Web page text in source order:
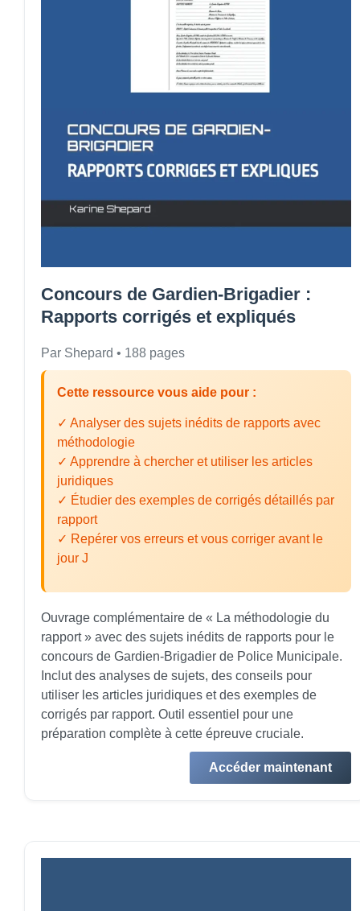
Concours de Gardien-Brigadier :
Rapports corrigés et expliqués
Par Shepard • 188 pages
Cette ressource vous aide pour :
✓ Analyser des sujets inédits de rapports avec
méthodologie
✓ Apprendre à chercher et utiliser les articles
juridiques
✓ Étudier des exemples de corrigés détaillés par
rapport
✓ Repérer vos erreurs et vous corriger avant le
jour J
Ouvrage complémentaire de « La méthodologie du
rapport » avec des sujets inédits de rapports pour le
concours de Gardien-Brigadier de Police Municipale.
Inclut des analyses de sujets, des conseils pour
utiliser les articles juridiques et des exemples de
corrigés par rapport. Outil essentiel pour une
préparation complète à cette épreuve cruciale.
Accéder maintenant